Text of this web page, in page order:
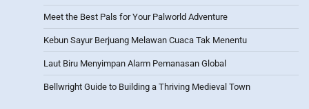
Meet the Best Pals for Your Palworld Adventure
Kebun Sayur Berjuang Melawan Cuaca Tak Menentu
Laut Biru Menyimpan Alarm Pemanasan Global
Bellwright Guide to Building a Thriving Medieval Town